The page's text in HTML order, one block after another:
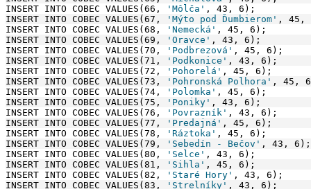
INSERT INTO COBEC VALUES(66,
'Môlča' , 43, 6);
INSERT INTO COBEC VALUES(67,
'Mýto pod Ďumbierom' , 45,
INSERT INTO COBEC VALUES(68,
'Nemecká' , 45, 6);
INSERT INTO COBEC VALUES(69,
'Oravce' , 43, 6);
INSERT INTO COBEC VALUES(70,
'Podbrezová' , 45, 6);
INSERT INTO COBEC VALUES(71,
'Podkonice' , 43, 6);
INSERT INTO COBEC VALUES(72,
'Pohorelá' , 45, 6);
INSERT INTO COBEC VALUES(73,
'Pohronská Polhora' , 45,
INSERT INTO COBEC VALUES(74,
'Polomka' , 45, 6);
INSERT INTO COBEC VALUES(75,
'Poniky' , 43, 6);
INSERT INTO COBEC VALUES(76,
'Povrazník' , 43, 6);
INSERT INTO COBEC VALUES(77,
'Predajná' , 45, 6);
INSERT INTO COBEC VALUES(78,
'Ráztoka' , 45, 6);
INSERT INTO COBEC VALUES(79,
'Sebedín - Bečov' , 43, 6);
INSERT INTO COBEC VALUES(80,
'Selce' , 43, 6);
INSERT INTO COBEC VALUES(81,
'Sihla' , 45, 6);
INSERT INTO COBEC VALUES(82,
'Staré Hory' , 43, 6);
INSERT INTO COBEC VALUES(83,
'Strelníky' , 43, 6);